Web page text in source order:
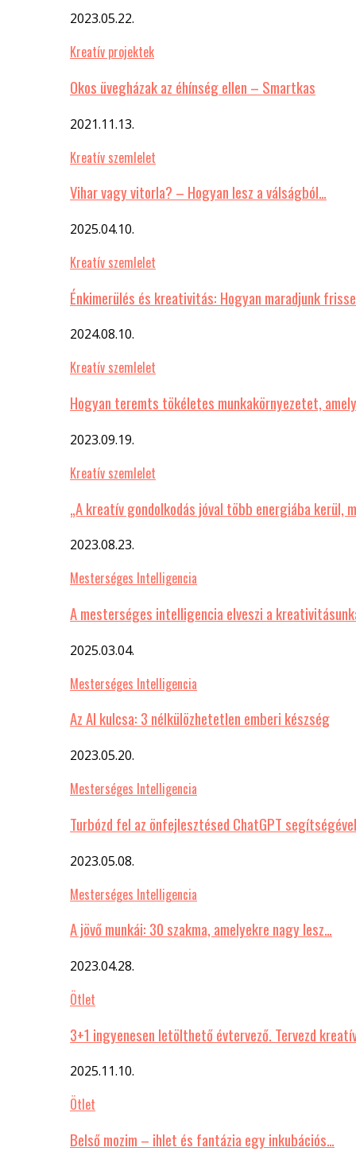
2023.05.22.
Kreatív projektek
Okos üvegházak az éhínség ellen – Smartkas
2021.11.13.
Kreatív szemlelet
Vihar vagy vitorla? – Hogyan lesz a válságból…
2025.04.10.
Kreatív szemlelet
Énkimerülés és kreativitás: Hogyan maradjunk
2024.08.10.
Kreatív szemlelet
Hogyan teremts tökéletes munkakörnyezetet,
2023.09.19.
Kreatív szemlelet
„A kreatív gondolkodás jóval több energiába kerül,
2023.08.23.
Mesterséges Intelligencia
A mesterséges intelligencia elveszi a
2025.03.04.
Mesterséges Intelligencia
Az AI kulcsa: 3 nélkülözhetetlen emberi készség
2023.05.20.
Mesterséges Intelligencia
Turbózd fel az önfejlesztésed ChatGPT
2023.05.08.
Mesterséges Intelligencia
A jövő munkái: 30 szakma, amelyekre nagy lesz…
2023.04.28.
Ötlet
3+1 ingyenesen letölthető évtervező. Tervezd
2025.11.10.
Ötlet
Belső mozim – ihlet és fantázia egy inkubációs…